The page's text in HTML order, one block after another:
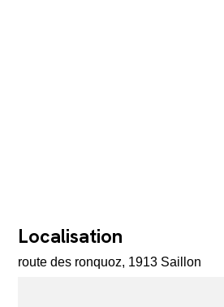
Localisation
route des ronquoz, 1913 Saillon